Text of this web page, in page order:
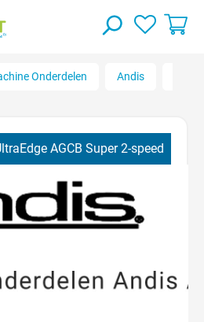
Onderdelen Andis
AGCB Super 2-speed